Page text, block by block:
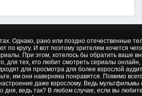
Однако, рано или поздно отечественные
по кругу. И вот поэтому зрителям хочется
При этом, хотелось бы обратить ваше
для тех, кто любит смотреть сериалы
для просмотра для более взрослой
им они наверняка понравятся. Помимо
даже взрослому. Ведь мультфильмы
дня, ведь так? В любом случае, если вы